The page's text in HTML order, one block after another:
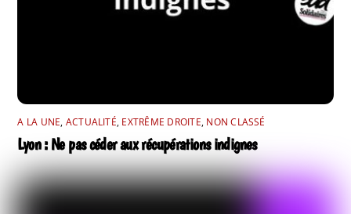
A LA UNE, ACTUALITÉ, EXTRÊME DROITE, NON CLASSÉ
Lyon : Ne pas céder aux récupérations indignes